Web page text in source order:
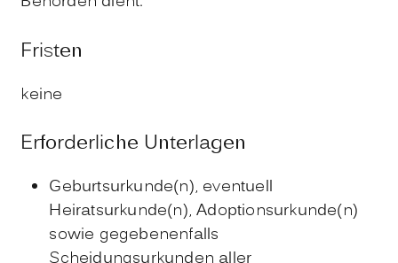
Fristen
keine
Erforderliche Unterlagen
Geburtsurkunde(n), eventuell
Heiratsurkunde(n), Adoptionsurkunde(n)
sowie gegebenenfalls